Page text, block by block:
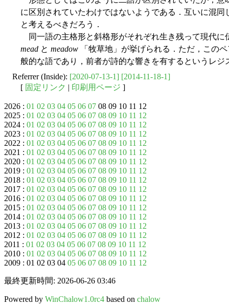
に区別されていたわけではないようである．互いに混
と考えるべきだろう．
同一語の主格形と斜格形がそれぞれ生き残って現代に
mead と meadow 「牧草地」が挙げられる．ただ，この
般的な語であり，前者が詩的な響きを有するというレジ
Referrer (Inside): [2020-07-13-1] [2014-11-18-1]
[ 固定リンク | 印刷用ページ ]
2026 : 01 02 03 04 05 06 07 08 09 10 11 12
2025 : 01 02 03 04 05 06 07 08 09 10 11 12
2024 : 01 02 03 04 05 06 07 08 09 10 11 12
2023 : 01 02 03 04 05 06 07 08 09 10 11 12
2022 : 01 02 03 04 05 06 07 08 09 10 11 12
2021 : 01 02 03 04 05 06 07 08 09 10 11 12
2020 : 01 02 03 04 05 06 07 08 09 10 11 12
2019 : 01 02 03 04 05 06 07 08 09 10 11 12
2018 : 01 02 03 04 05 06 07 08 09 10 11 12
2017 : 01 02 03 04 05 06 07 08 09 10 11 12
2016 : 01 02 03 04 05 06 07 08 09 10 11 12
2015 : 01 02 03 04 05 06 07 08 09 10 11 12
2014 : 01 02 03 04 05 06 07 08 09 10 11 12
2013 : 01 02 03 04 05 06 07 08 09 10 11 12
2012 : 01 02 03 04 05 06 07 08 09 10 11 12
2011 : 01 02 03 04 05 06 07 08 09 10 11 12
2010 : 01 02 03 04 05 06 07 08 09 10 11 12
2009 : 01 02 03 04 05 06 07 08 09 10 11 12
最終更新時間: 2026-06-26 03:46
Powered by WinChalow1.0rc4 based on chalow